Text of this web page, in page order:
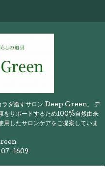
ラダ癒すサロン Deep Green」 デ
をサポートするため100%自然由来
用したサロンケアをご提案していま
1609